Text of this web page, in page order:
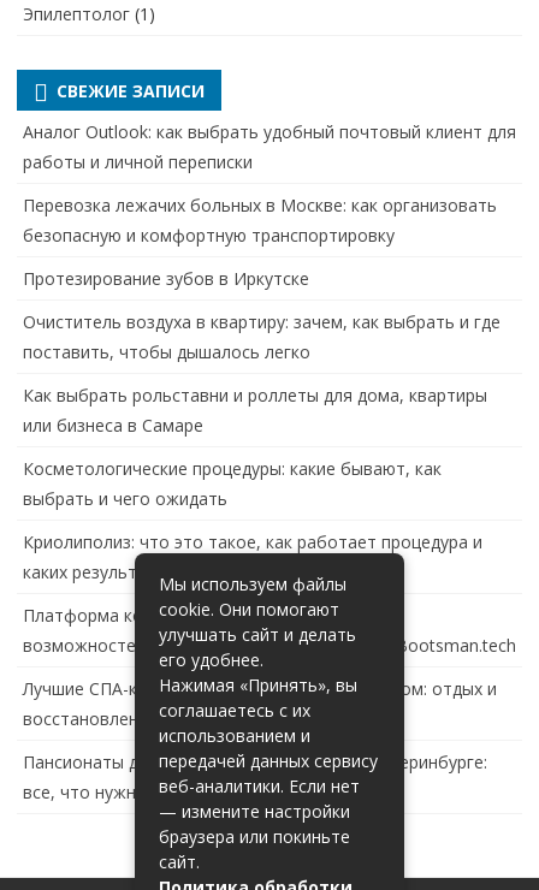
Эпилептолог (1)
СВЕЖИЕ ЗАПИСИ
Аналог Outlook: как выбрать удобный почтовый клиент для
работы и личной переписки
Перевозка лежачих больных в Москве: как организовать
безопасную и комфортную транспортировку
Протезирование зубов в Иркутске
Очиститель воздуха в квартиру: зачем, как выбрать и где
поставить, чтобы дышалось легко
Как выбрать рольставни и роллеты для дома, квартиры
или бизнеса в Самаре
Косметологические процедуры: какие бывают, как
выбрать и чего ожидать
Криолиполиз: что это такое, как работает процедура и
каких результатов ждать
Платформа контейнеризации в России: обзор
возможностей и перспектив развития сайта Bootsman.tech
Лучшие СПА-комплексы в Тольятти с бассейном: отдых и
восстановление за городом
Пансионаты для пожилых с деменцией в Екатеринбурге:
все, что нужно знать
Мы используем файлы
cookie. Они помогают
улучшать сайт и делать
его удобнее.
Нажимая «Принять», вы
соглашаетесь с их
использованием и
передачей данных сервису
веб-аналитики. Если нет
— измените настройки
браузера или покиньте
сайт.